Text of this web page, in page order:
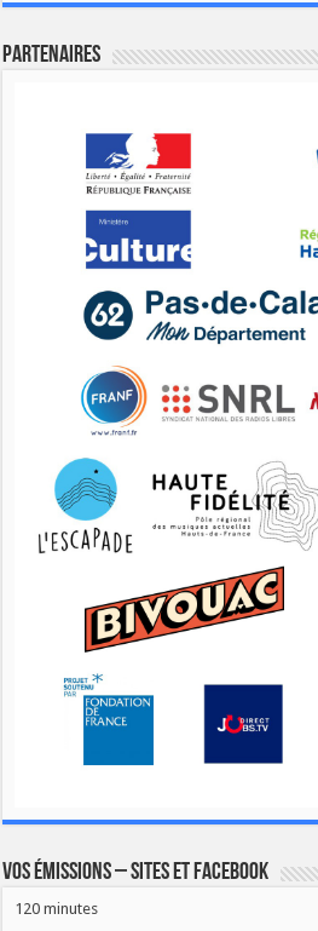
Partenaires
Vos émissions – Sites et Facebook
120 minutes